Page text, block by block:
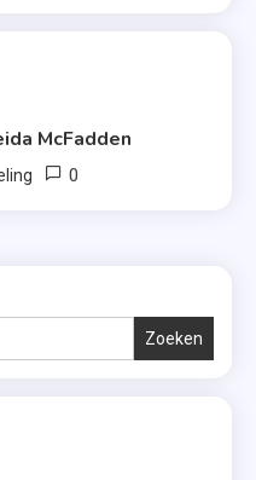
McFadden
0
Zoeken